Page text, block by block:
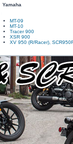
Yamaha
MT-09
MT-10
Tracer 900
XSR 900
XV 950 (R/Racer),